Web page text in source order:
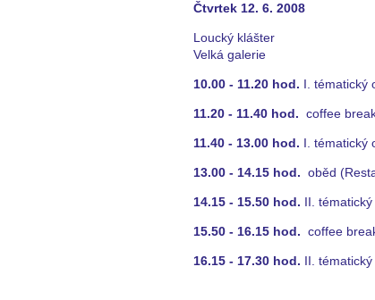
Čtvrtek 12. 6. 2008
Loucký klášter
Velká galerie
10.00 - 11.20 hod. I. tématický
11.20 - 11.40 hod. coffee
11.40 - 13.00 hod. I. tématický
13.00 - 14.15 hod. oběd
14.15 - 15.50 hod. II.
15.50 - 16.15 hod. coffee
16.15 - 17.30 hod. II.